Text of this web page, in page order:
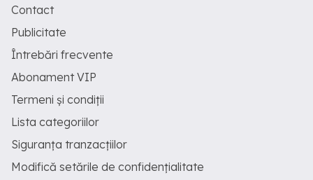
Contact
Publicitate
Întrebări frecvente
Abonament VIP
Termeni și condiții
Lista categoriilor
Siguranța tranzacțiilor
Modifică setările de confidențialitate